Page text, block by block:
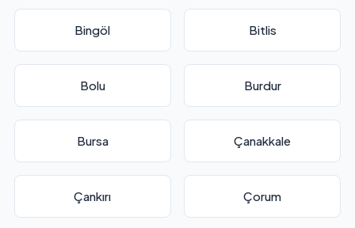
Bingöl Bitlis
Bolu Burdur
Bursa Çanakkale
Çankırı Çorum